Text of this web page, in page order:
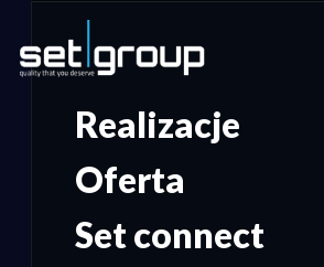
Realizacje
Oferta
Set connect